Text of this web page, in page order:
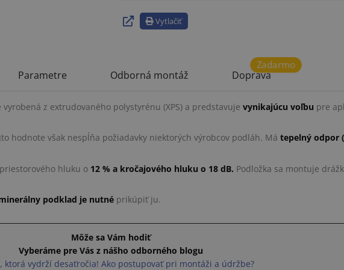
Vytlačiť
Parametre Odborná montáž
Zadarmo
Doprava
vyrobená z extrudovaného polystyrénu (XPS) a predstavuje vynikajúcu voľbu pre
hodnote však nespĺňa požiadavky niektorých výrobcov podláh. Má tepelný odpor
priestorového hluku o 12 % a kročajového hluku o 18 dB. Podložka sa montuje
podklad je nutné prikúpiť ju.
Môže sa Vám hodiť
Vyberáme pre Vás z nášho odborného blogu
ktorá vydrží desaťročia! Ako postupovať pri montáži a údržbe?